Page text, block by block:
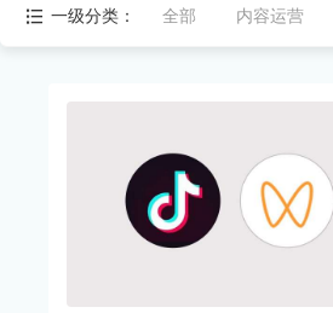
一级分类： 全部 内容运营